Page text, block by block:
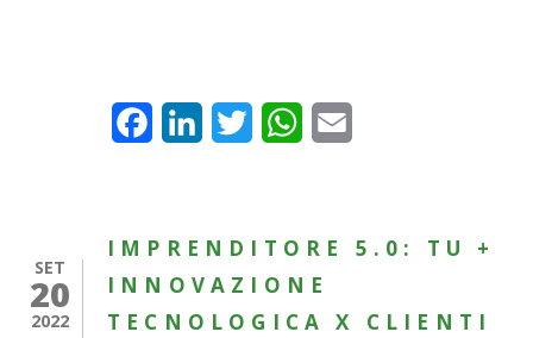
FacebookLinkedInTwitter WhatsApp
SET
20
2022
IMPRENDITORE 5.0: TU +
INNOVAZIONE
TECNOLOGICA X CLIENTI